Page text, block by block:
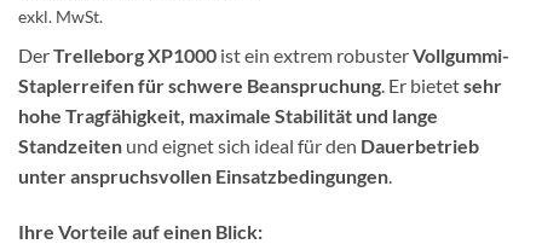
exkl. MwSt.
DerTrelleborg XP1000 ist ein extrem robusterVollgummi-
Staplerreifen für schwere Beanspruchung . Er bietetsehr
hohe Tragfähigkeit, maximale Stabilität und lange
Standzeiten und eignet sich ideal für den Dauerbetrieb
unter anspruchsvollen Einsatzbedingungen
Ihre Vorteile auf einen Blick: